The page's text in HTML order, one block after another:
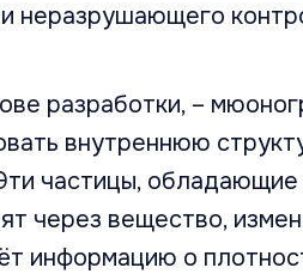
неразрушающего
разработки, –
внутреннюю
частицы,
через вещество,
информацию о